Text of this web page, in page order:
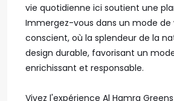
vie quotidienne ici soutient une
Immergez-vous dans un mode
conscient, où la splendeur de la
design durable, favorisant un
enrichissant et responsable.
Vivez l'expérience Al Hamra